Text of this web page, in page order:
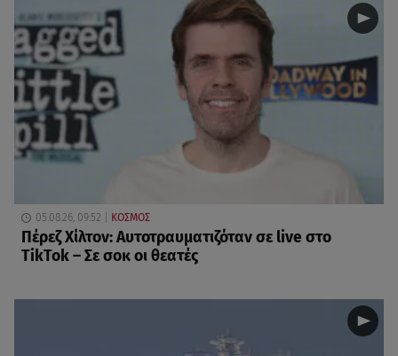
05.08.26, 09:52 ΚΟΣΜΟΣ
Πέρεζ Χίλτον: Αυτοτραυματιζόταν σε live στο
TikTok – Σε σοκ οι θεατές